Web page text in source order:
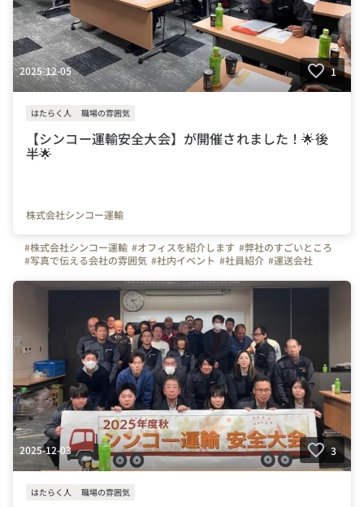
2025-12-05 1
はたらく人 職場の雰囲気
【シンコー運輸安全大会】が開催されました！🌟後
半🌟
株式会社シンコー運輸
#株式会社シンコー運輸 #オフィスを紹介します #弊社のすごいところ
#写真で伝える会社の雰囲気 #社内イベント #社員紹介 #運送会社
#エスアイエヌホールディングス #ユニベール #長距離ドライバー
2025-12-03 3
はたらく人 職場の雰囲気